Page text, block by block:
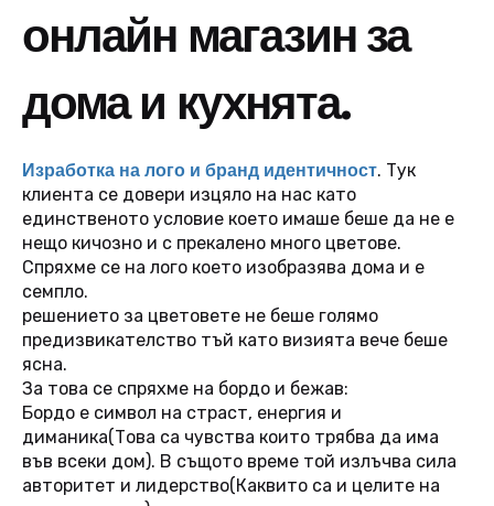
онлайн магазин за
дома и кухнята.
Изработка на лого и бранд идентичност. Тук
клиента се довери изцяло на нас като
единственото условие което имаше беше да не е
нещо кичозно и с прекалено много цветове.
Спряхме се на лого което изобразява дома и е
семпло.
решението за цветовете не беше голямо
предизвикателство тъй като визията вече беше
ясна.
За това се спряхме на бордо и бежав:
Бордо е символ на страст, енергия и
диманика(Това са чувства които трябва да има
във всеки дом). В същото време той излъчва сила
авторитет и лидерство(Каквито са и целите на